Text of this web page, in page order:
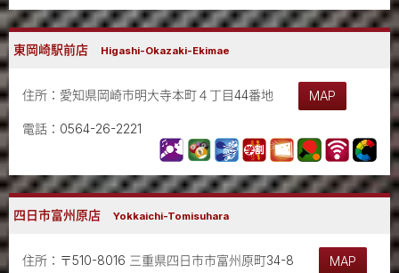
東岡崎駅前店 Higashi-Okazaki-Ekimae
住所：愛知県岡崎市明大寺本町４丁目44番地 MAP
電話：0564-26-2221
四日市富州原店 Yokkaichi-Tomisuhara
住所：〒510-8016 三重県四日市市富州原町34-8 MAP